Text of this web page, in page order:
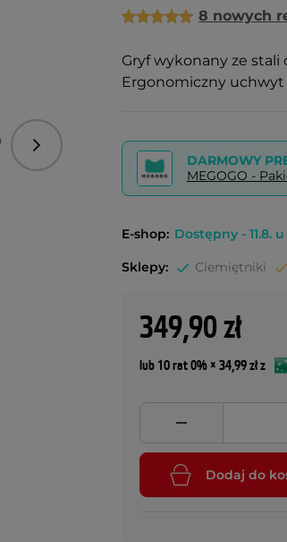
8 nowych
Gryf wykonany ze
Ergonomiczny
Następny
DARMOWY
MEGOGO -
E-shop: Dostępny - 11.8.
Sklepy: Ciemiętniki
349,90 zł
lub 10 rat 0% × 34,99 zł z
Dodaj do